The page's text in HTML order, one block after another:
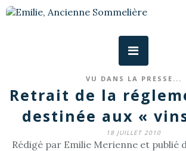
VU DANS LA PRESSE...
Retrait de la
destinée aux «
18 JUILLET 2010
Rédigé par Emilie Merienne et publié